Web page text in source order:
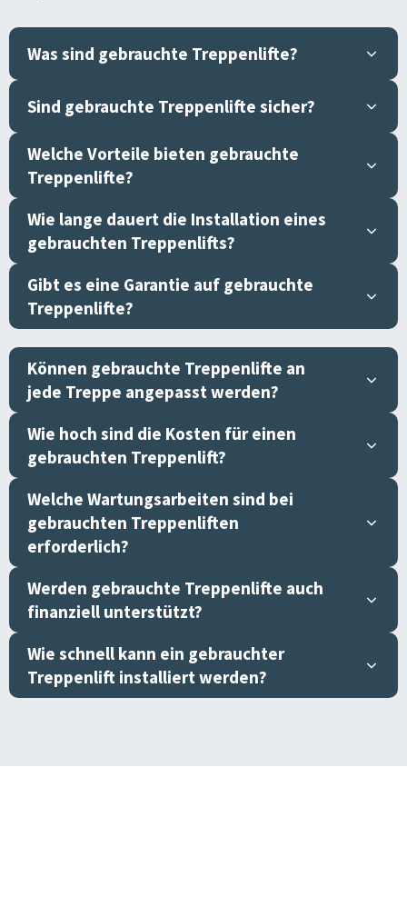
Was sind gebrauchte Treppenlifte?
Sind gebrauchte Treppenlifte sicher?
Welche Vorteile bieten gebrauchte
Treppenlifte?
Wie lange dauert die Installation eines
gebrauchten Treppenlifts?
Gibt es eine Garantie auf gebrauchte
Treppenlifte?
Können gebrauchte Treppenlifte an
jede Treppe angepasst werden?
Wie hoch sind die Kosten für einen
gebrauchten Treppenlift?
Welche Wartungsarbeiten sind bei
gebrauchten Treppenliften
erforderlich?
Werden gebrauchte Treppenlifte auch
finanziell unterstützt?
Wie schnell kann ein gebrauchter
Treppenlift installiert werden?